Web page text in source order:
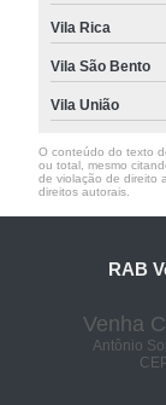
Vila Rica
Vila São Bento
Vila União
O conteúdo do texto
ou total, mesmo
de violação de direito
direitos autorais
RAB
Venha
Antônio